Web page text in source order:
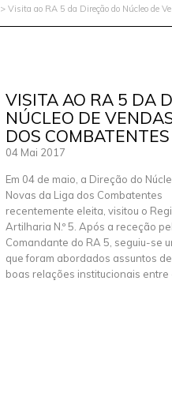
> Visita ao RA 5 da Direção do Núcleo de
VISITA AO RA 5 DA
NÚCLEO DE
DOS COMBATENTES
04 Mai 2017
Em 04 de maio, a Direção do
Novas da Liga dos Combatentes
recentemente eleita, visitou o
Artilharia N.º 5. Após a receção
Comandante do RA 5, seguiu-se
que foram abordados assuntos
boas relações institucionais